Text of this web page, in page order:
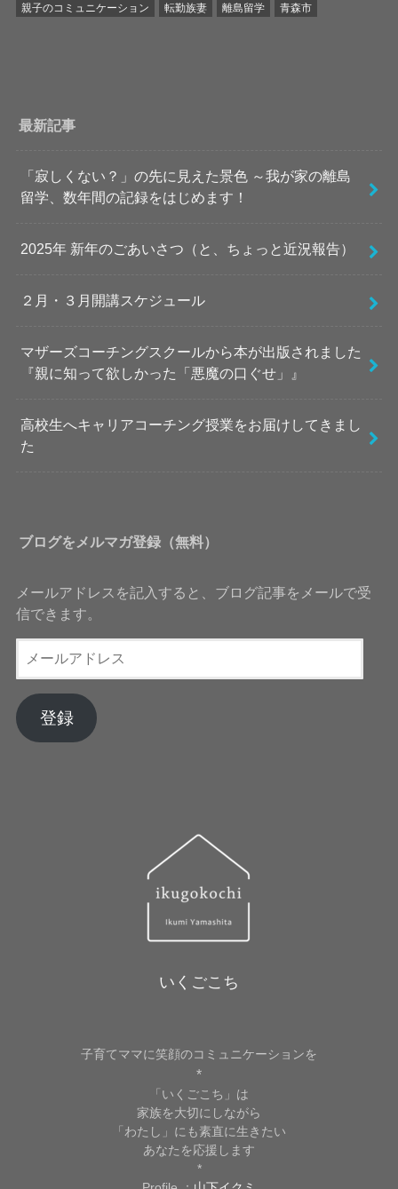
親子のコミュニケーション
転勤族妻 離島留学 青森市
最新記事
「寂しくない？」の先に見えた景色 ～我が家の離島
留学、数年間の記録をはじめます！
2025年 新年のごあいさつ（と、ちょっと近況報告）
２月・３月開講スケジュール
マザーズコーチングスクールから本が出版されました
『親に知って欲しかった「悪魔の口ぐせ」』
高校生へキャリアコーチング授業をお届けしてきまし
た
ブログをメルマガ登録（無料）
メールアドレスを記入すると、ブログ記事をメールで受
信できます。
ー
ア
ド
登録
いくごこち
子育てママに笑顔のコミュニケーションを
*
「いくごこち」は
家族を大切にしながら
「わたし」にも素直に生きたい
あなたを応援します
*